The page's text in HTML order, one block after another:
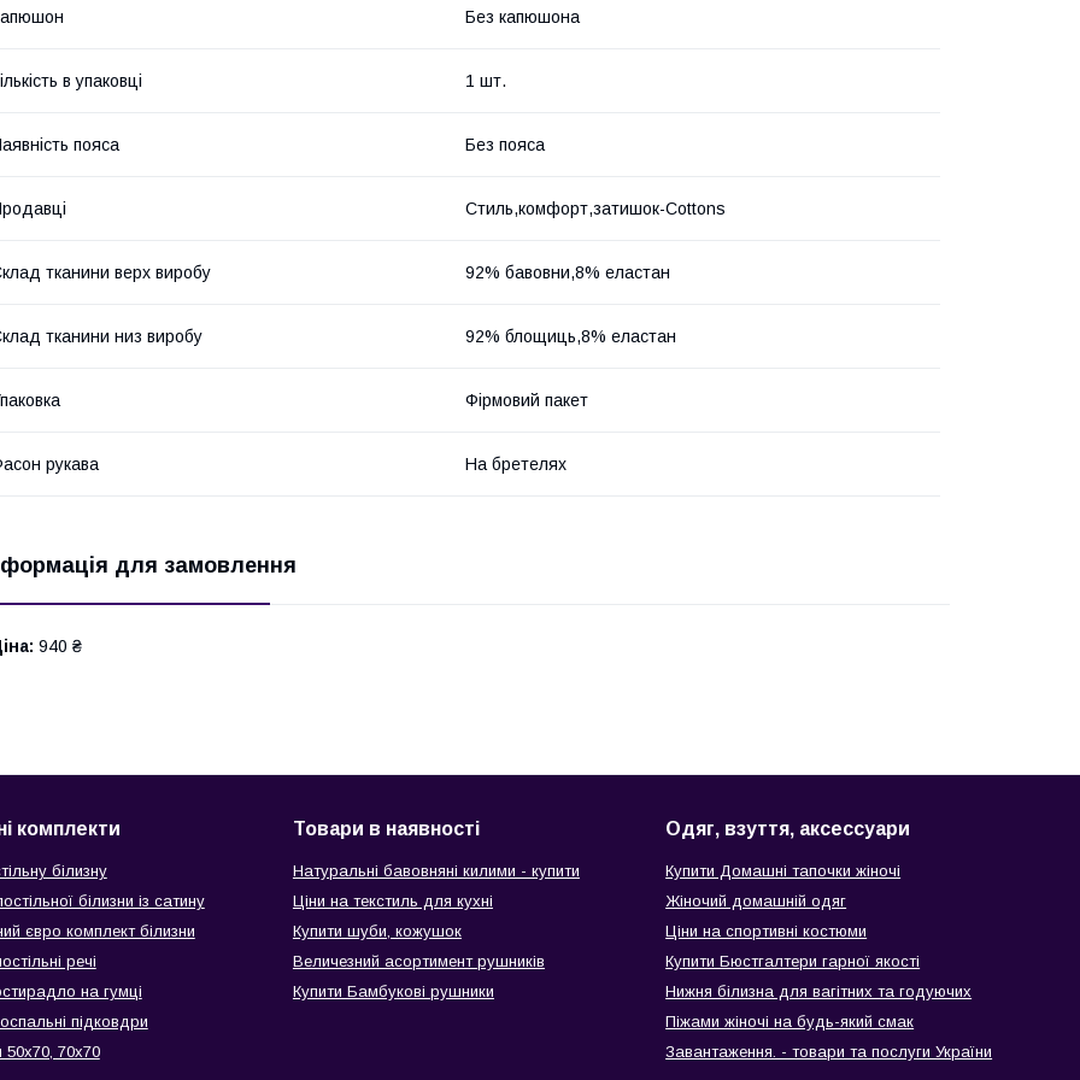
Без капюшона
в упаковці 1 шт.
пояса Без пояса
Стиль,комфорт,затишок-Cottons
тканини верх виробу 92% бавовни,8% еластан
тканини низ виробу 92% блощиць,8% еластан
Фірмовий пакет
рукава На бретелях
для замовлення
940 ₴
комплекти
білизну
білизни із сатину
євро комплект білизни
речі
на гумці
підковдри
70х70
Товари в наявності
Натуральні бавовняні килими - купити
Ціни на текстиль для кухні
Купити шуби, кожушок
Величезний асортимент рушників
Купити Бамбукові рушники
Одяг, взуття, аксессуари
Купити Домашні тапочки жіночі
Жіночий домашній одяг
Ціни на спортивні костюми
Купити Бюстгалтери гарної якості
Нижня білизна для вагітних та годуючих
Піжами жіночі на будь-який смак
Завантаження. - товари та послуги України